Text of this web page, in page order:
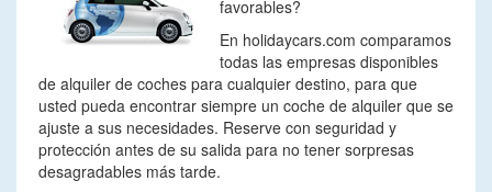
favorables?
En holidaycars.com comparamos
todas las empresas disponibles
de alquiler de coches para cualquier destino, para que
usted pueda encontrar siempre un coche de alquiler que se
ajuste a sus necesidades. Reserve con seguridad y
protección antes de su salida para no tener sorpresas
desagradables más tarde.